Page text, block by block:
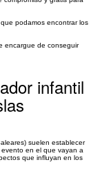
podamos encontrar los
encargue de conseguir
infantil
suelen establecer
en el que vayan a
que influyan en los